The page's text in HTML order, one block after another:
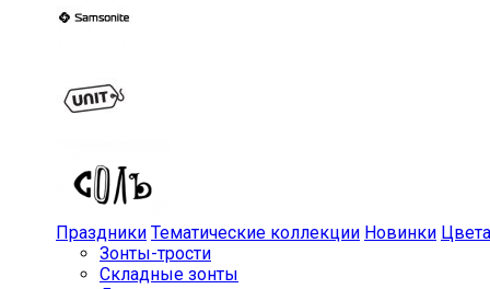
Праздники Тематические коллекции Новинки Цвета
Зонты-трости
Складные зонты